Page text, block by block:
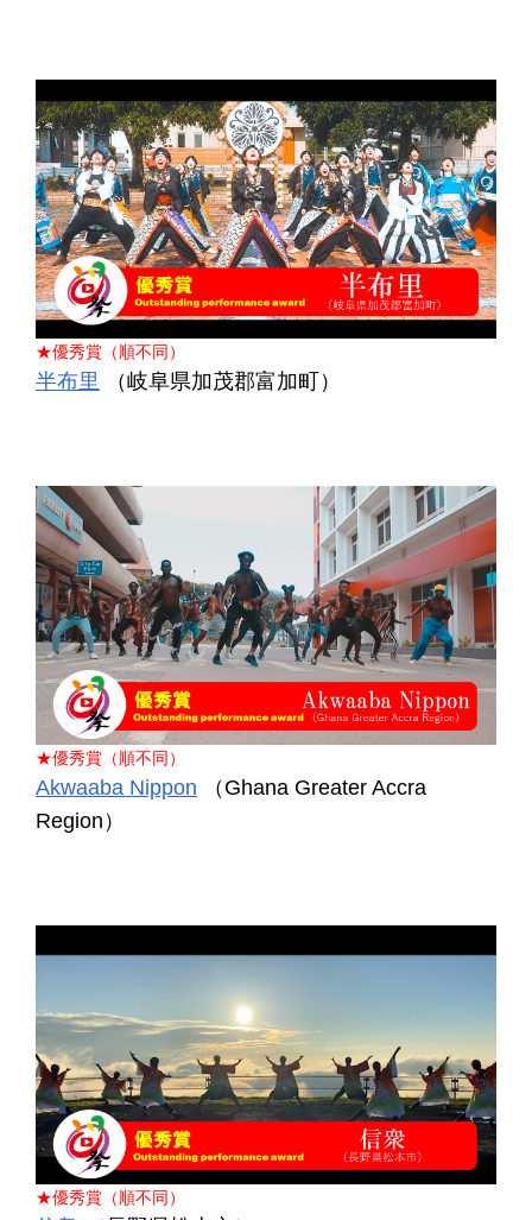
★優秀賞（順不同）
半布里 （岐阜県加茂郡富加町）
★優秀賞（順不同）
Akwaaba Nippon （Ghana Greater Accra
Region）
★優秀賞（順不同）